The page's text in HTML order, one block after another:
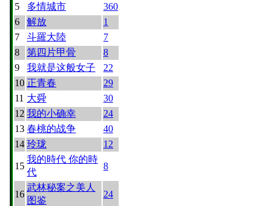
5
多情城市
360
6
解放
1
7
斗羅大陸
7
8
第四片甲骨
8
9
我就是这般女子
22
10 正青春
29
11 大舜
30
12 我的小确幸
24
13 春桃的战争
40
14 玲珑 12
15
我的時代 你的時
代
8
16
武林秘案之美人
图鉴
24